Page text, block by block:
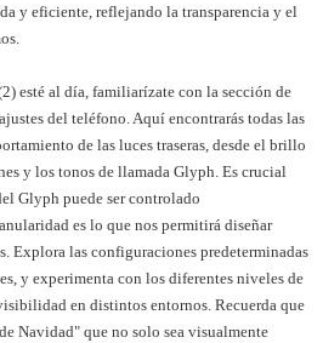
y eficiente, reflejando la transparencia y el
esté al día, familiarízate con la sección de
del teléfono. Aquí encontrarás todas las
de las luces traseras, desde el brillo
y los tonos de llamada Glyph. Es crucial
Glyph puede ser controlado
es lo que nos permitirá diseñar
Explora las configuraciones predeterminadas
y experimenta con los diferentes niveles de
en distintos entornos. Recuerda que
Navidad" que no solo sea visualmente